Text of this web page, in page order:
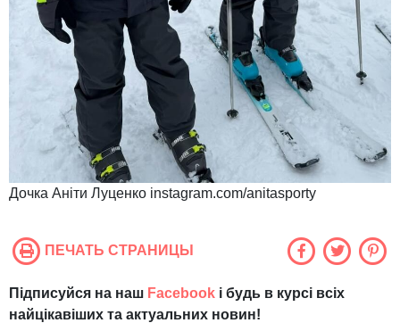
Дочка Аніти Луценко instagram.com/anitasporty
ПЕЧАТЬ СТРАНИЦЫ
Підписуйся на наш Facebook і будь в курсі всіх
найцікавіших та актуальних новин!